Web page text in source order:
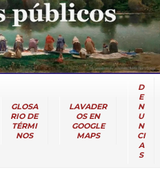
GLOSA
RIO DE
TÉRMI
NOS
LAVADER
OS EN
GOOGLE
MAPS
D
E
N
U
N
CI
A
S